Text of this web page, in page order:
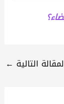
التالية ←